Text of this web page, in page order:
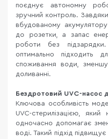
поєднує автономну
зручний контроль.
вбудованому
до розетки, а запас
роботи без
оптимально підходить
споживання води,
доливанні.
Бездротовий UVC-насос
Ключова особливість
UVC-стерилізацією,
одночасно допомагає
воді. Такий підхід підвищує